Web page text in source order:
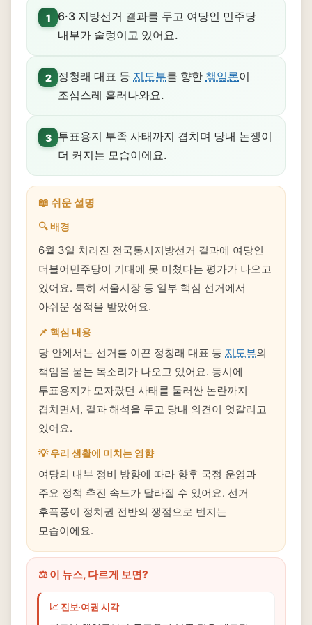
1
6·3 지방선거 결과를 두고 여당인 민주당
내부가 술렁이고 있어요.
2 정청래 대표 등 지도부를 향한 책임론이
조심스레 흘러나와요.
3
투표용지 부족 사태까지 겹치며 당내 논쟁이
더 커지는 모습이에요.
📖 쉬운 설명
🔍 배경
6월 3일 치러진 전국동시지방선거 결과에 여당인
더불어민주당이 기대에 못 미쳤다는 평가가 나오고
있어요. 특히 서울시장 등 일부 핵심 선거에서
아쉬운 성적을 받았어요.
📌 핵심 내용
당 안에서는 선거를 이끈 정청래 대표 등 지도부의
책임을 묻는 목소리가 나오고 있어요. 동시에
투표용지가 모자랐던 사태를 둘러싼 논란까지
겹치면서, 결과 해석을 두고 당내 의견이 엇갈리고
있어요.
💡 우리 생활에 미치는 영향
여당의 내부 정비 방향에 따라 향후 국정 운영과
주요 정책 추진 속도가 달라질 수 있어요. 선거
후폭풍이 정치권 전반의 쟁점으로 번지는
모습이에요.
⚖️ 이 뉴스, 다르게 보면?
📈 진보·여권 시각